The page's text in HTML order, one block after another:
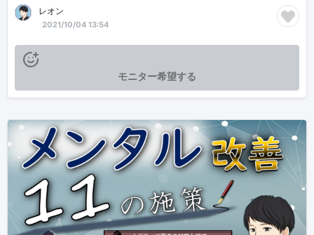
レオン
2021/10/04 13:54
モニター希望する